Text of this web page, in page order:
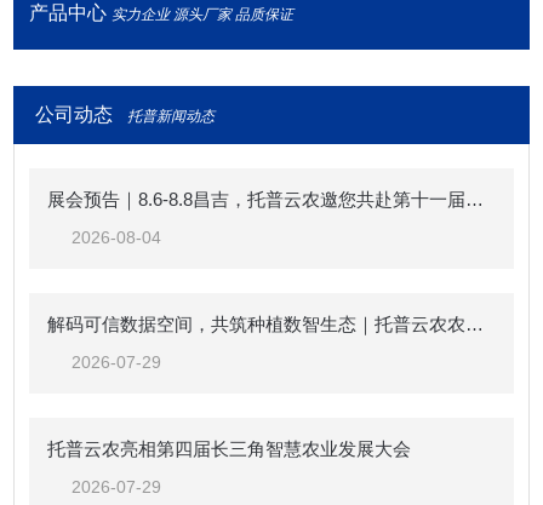
产品中心 实力企业 源头厂家 品质保证
公司动态 托普新闻动态
展会预告｜8.6-8.8昌吉，托普云农邀您共赴第十一届中国新疆种子展示交易会
2026-08-04
解码可信数据空间，共筑种植数智生态｜托普云农农业（种植）可信数据空间生态共建倡议
2026-07-29
托普云农亮相第四届长三角智慧农业发展大会
2026-07-29